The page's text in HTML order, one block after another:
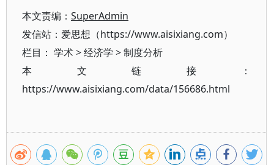
本文责编： SuperAdmin
发信站：爱思想（https://www.aisixiang.com）
栏目： 学术>经济学 >制度分析
本文链接：
https://www.aisixiang.com/data/156686.html